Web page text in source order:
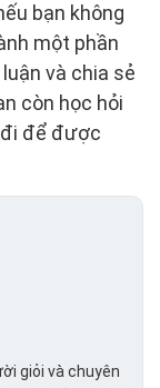
bạn không
một phần
và chia sẻ
còn học hỏi
để được
giỏi và chuyên